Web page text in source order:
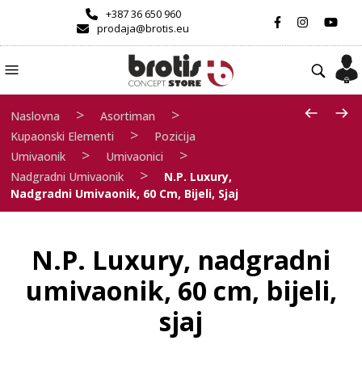
+387 36 650 960
prodaja@brotis.eu
Naslovna > Asortiman >
Kupaonski Elementi >
Pozicija
Umivaonik
> Umivaonici >
Nadgradni Umivaonik >
N.P. Luxury,
Nadgradni Umivaonik, 60 Cm, Bijeli, Sjaj
N.P. Luxury, nadgradni
umivaonik, 60 cm, bijeli,
sjaj